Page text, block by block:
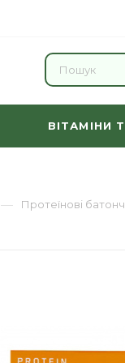
ВІТАМІНИ
— Протеїнові